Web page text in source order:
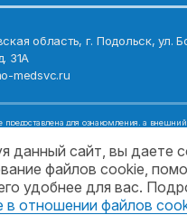
область, г. Подольск, ул.
31А
medsvc.ru
предоставлена для ознакомления, а
проконсультируйтесь со специалистом!
БЮДЖЕТНОЕ
данный сайт, вы даете
файлов cookie,
удобнее для вас.
в отношении файлов